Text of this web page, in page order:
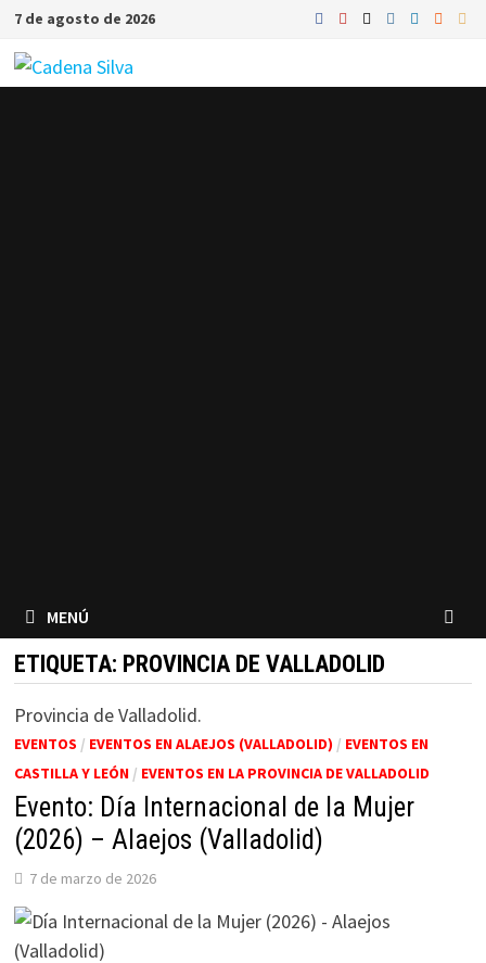
Saltar
contenido
7 de agosto de 2026
MENÚ
ETIQUETA: PROVINCIA DE VALLADOLID
Provincia de Valladolid.
EVENTOS / EVENTOS EN ALAEJOS (VALLADOLID) / EVENTOS EN
CASTILLA Y LEÓN/ EVENTOS EN LA PROVINCIA DE VALLADOLID
Evento: Día Internacional de la Mujer
(2026) – Alaejos (Valladolid)
7 de marzo de 2026